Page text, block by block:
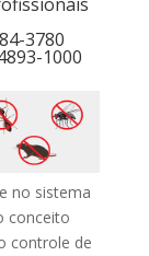
3780
1000
no sistema
conceito
controle de